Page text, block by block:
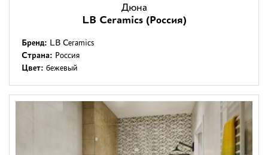
Дюна
LB Ceramics (Россия)
Бренд: LB Ceramics
Страна: Россия
Цвет: бежевый